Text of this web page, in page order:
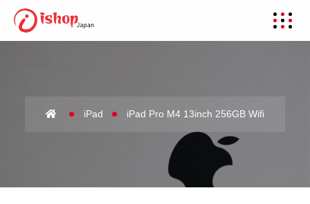
iPad iPad Pro M4 13inch 256GB Wifi